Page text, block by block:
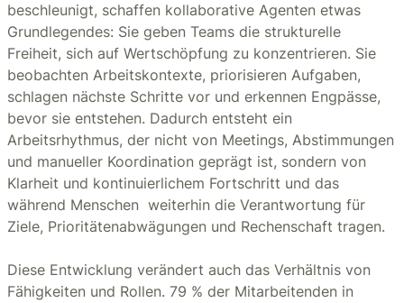
beschleunigt, schaffen kollaborative Agenten etwas
Grundlegendes: Sie geben Teams die strukturelle
Freiheit, sich auf Wertschöpfung zu konzentrieren. Sie
beobachten Arbeitskontexte, priorisieren Aufgaben,
schlagen nächste Schritte vor und erkennen Engpässe,
bevor sie entstehen. Dadurch entsteht ein
Arbeitsrhythmus, der nicht von Meetings, Abstimmungen
und manueller Koordination geprägt ist, sondern von
Klarheit und kontinuierlichem Fortschritt und das
während Menschen weiterhin die Verantwortung für
Ziele, Prioritätenabwägungen und Rechenschaft tragen.
Diese Entwicklung verändert auch das Verhältnis von
Fähigkeiten und Rollen. 79 % der Mitarbeitenden in